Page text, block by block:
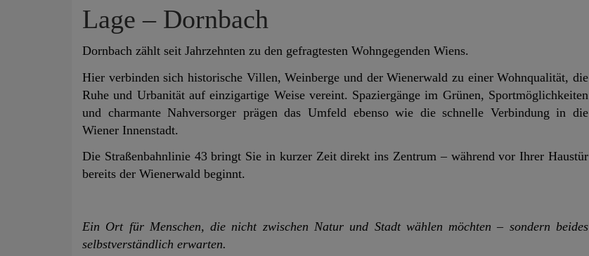
Lage – Dornbach
Dornbach zählt seit Jahrzehnten zu den gefragtesten Wohngegenden Wiens.
Hier verbinden sich historische Villen, Weinberge und der Wienerwald zu einer Wohnqualität, die
Ruhe und Urbanität auf einzigartige Weise vereint. Spaziergänge im Grünen, Sportmöglichkeiten
und charmante Nahversorger prägen das Umfeld ebenso wie die schnelle Verbindung in die
Wiener Innenstadt.
Die Straßenbahnlinie 43 bringt Sie in kurzer Zeit direkt ins Zentrum – während vor Ihrer Haustür
bereits der Wienerwald beginnt.
Ein Ort für Menschen, die nicht zwischen Natur und Stadt wählen möchten – sondern beides
selbstverständlich erwarten.